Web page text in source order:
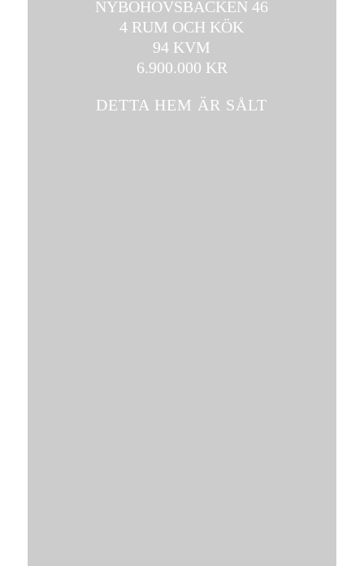
NYBOHOVSBACKEN 46
4 RUM OCH KÖK
94 KVM
6.900.000 KR
DETTA HEM ÄR SÅLT